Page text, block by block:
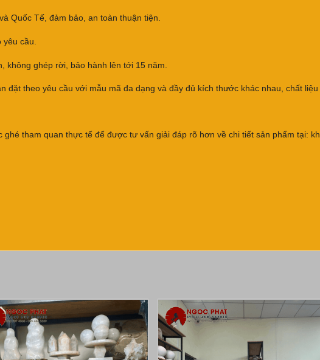
Quốc Tế, đảm bảo, an toàn thuận tiện.
cầu.
không ghép rời, bảo hành lên tới 15 năm.
đặt theo yêu cầu với mẫu mã đa dạng và đầy đủ kích thước khác nhau, chất
ghé tham quan thực tế để được tư vấn giải đáp rõ hơn về chi tiết sản phẩm tại: